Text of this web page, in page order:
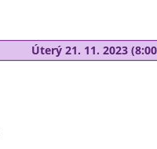
Úterý 21. 11. 2023